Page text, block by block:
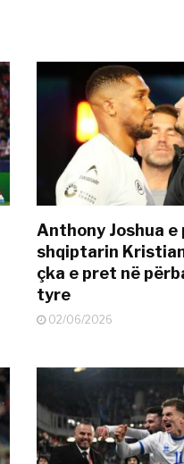
Anthony Joshua
shqiptarin
çka e pret në
tyre
02/06/2026